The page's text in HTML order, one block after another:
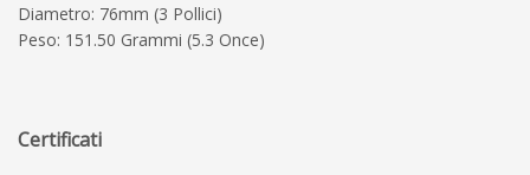
Diametro: 76mm (3 Pollici)
Peso: 151.50 Grammi (5.3 Once)
Certificati